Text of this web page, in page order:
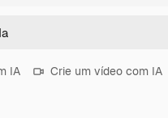
IA Crie um vídeo com IA